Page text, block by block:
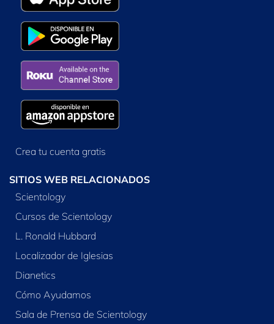
Crea tu cuenta gratis
SITIOS WEB RELACIONADOS
Scientology
Cursos de Scientology
L. Ronald Hubbard
Localizador de Iglesias
Dianetics
Cómo Ayudamos
Sala de Prensa de Scientology